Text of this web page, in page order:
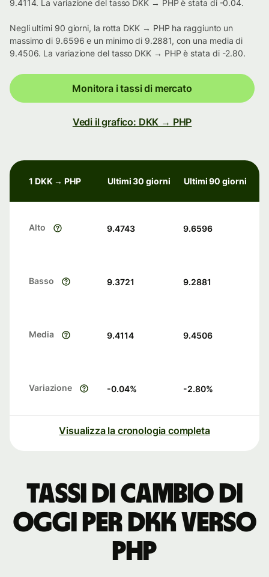
9.4114. La variazione del tasso DKK → PHP è stata di -0.04.
Negli ultimi 90 giorni, la rotta DKK → PHP ha raggiunto un
massimo di 9.6596 e un minimo di 9.2881, con una media di
9.4506. La variazione del tasso DKK → PHP è stata di -2.80.
Monitora i tassi di mercato
Vedi il grafico: DKK → PHP
1 DKK → PHP Ultimi 30 giorni Ultimi 90 giorni
Alto 9.4743 9.6596
Basso 9.3721 9.2881
Media 9.4114 9.4506
Variazione -0.04% -2.80%
Visualizza la cronologia completa
Tassi di cambio di
oggi per DKK verso
PHP